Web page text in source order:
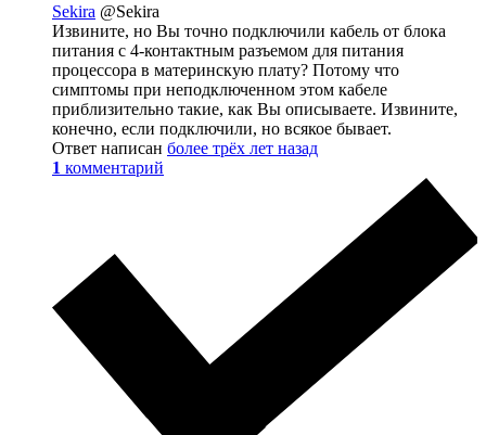
Sekira @Sekira
Извините, но Вы точно подключили кабель от блока
питания с 4-контактным разъемом для питания
процессора в материнскую плату? Потому что
симптомы при неподключенном этом кабеле
приблизительно такие, как Вы описываете. Извините,
конечно, если подключили, но всякое бывает.
Ответ написан более трёх лет назад
1 комментарий